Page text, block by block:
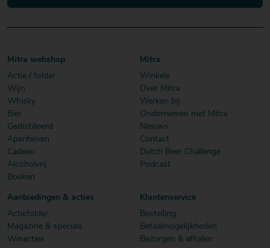
Mitra webshop
Actie / folder
Wijn
Whisky
Bier
Gedistilleerd
Aperitieven
Cadeau
Alcoholvrij
Boeken
Mitra
Winkels
Over Mitra
Werken bij
Ondernemen met Mitra
Nieuws
Contact
Dutch Beer Challenge
Podcast
Aanbiedingen & acties
Actiefolder
Magazine & specials
Winacties
Klantenservice
Bestelling
Betaalmogelijkheden
Bezorgen & afhalen